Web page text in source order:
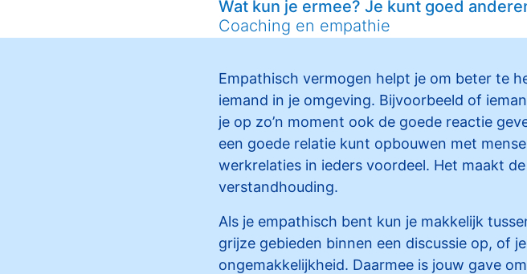
Wat kun je ermee? Je kunt goed
Coaching en empathie
Empathisch vermogen helpt je om beter te
iemand in je omgeving. Bijvoorbeeld of
je op zo’n moment ook de goede reactie
een goede relatie kunt opbouwen met
werkrelaties in ieders voordeel. Het maakt
verstandhouding.
Als je empathisch bent kun je makkelijk
grijze gebieden binnen een discussie op, of
ongemakkelijkheid. Daarmee is jouw gave